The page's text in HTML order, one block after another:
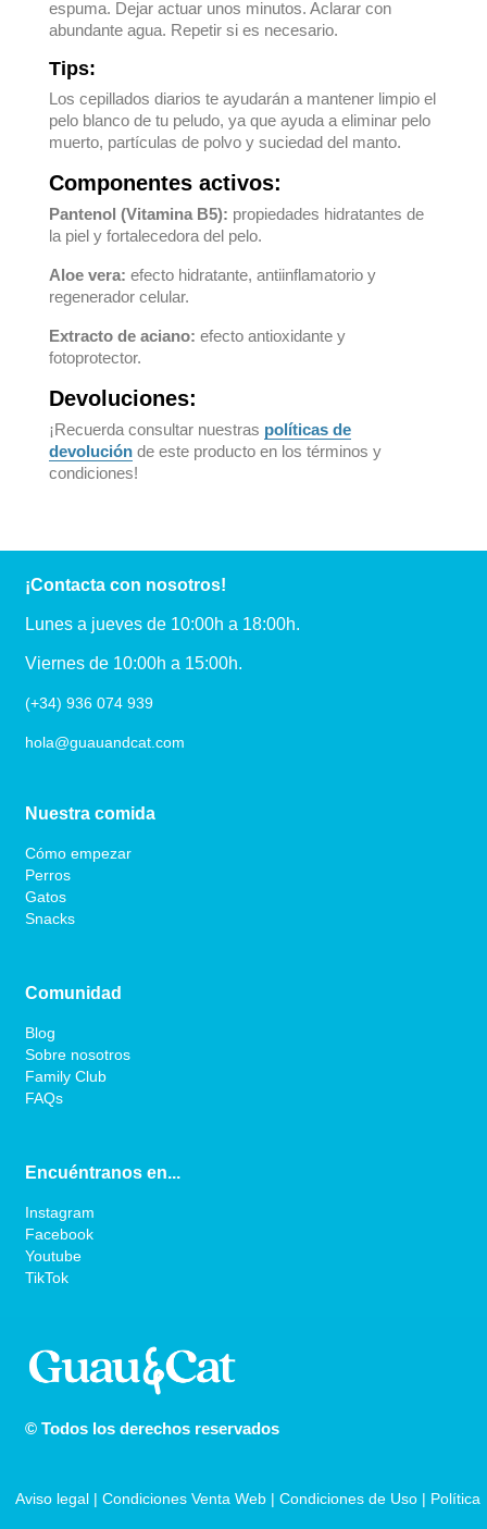
espuma. Dejar actuar unos minutos. Aclarar con
abundante agua. Repetir si es necesario.
Tips:
Los cepillados diarios te ayudarán a mantener limpio el
pelo blanco de tu peludo, ya que ayuda a eliminar pelo
muerto, partículas de polvo y suciedad del manto.
Componentes activos:
Pantenol (Vitamina B5): propiedades hidratantes de
la piel y fortalecedora del pelo.
Aloe vera: efecto hidratante, antiinflamatorio y
regenerador celular.
Extracto de aciano: efecto antioxidante y
fotoprotector.
Devoluciones:
¡Recuerda consultar nuestras políticas de
devolución de este producto en los términos y
condiciones!
¡Contacta con nosotros!
Lunes a jueves de 10:00h a 18:00h.
Viernes de 10:00h a 15:00h.
(+34) 936 074 939
hola@guauandcat.com
Nuestra comida
Cómo empezar
Perros
Gatos
Snacks
Comunidad
Blog
Sobre nosotros
Family Club
FAQs
Encuéntranos en...
Instagram
Facebook
Youtube
TikTok
© Todos los derechos reservados
Aviso legal | Condiciones Venta Web | Condiciones de Uso | Política